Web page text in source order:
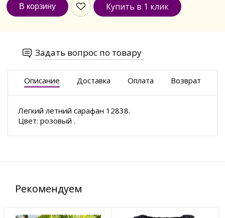
Купить в 1 клик
Задать вопрос по товару
Описание Доставка Оплата Возврат
Легкий летний сарафан 12838.
Цвет: розовый .
Рекомендуем